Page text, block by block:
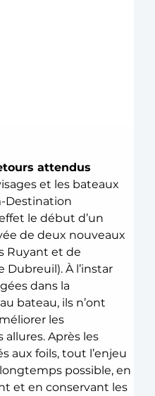
attendus
et les bateaux
Destination
le début d’un
de deux nouveaux
Ruyant et de
Dubreuil). À l’instar
dans la
bateau, ils n’ont
les
Après les
aux foils, tout l’enjeu
possible, en
et en conservant les